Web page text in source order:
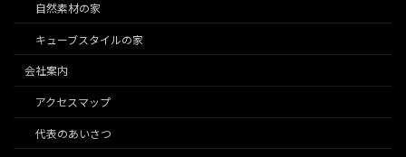
自然素材の家
キューブスタイルの家
会社案内
アクセスマップ
代表のあいさつ